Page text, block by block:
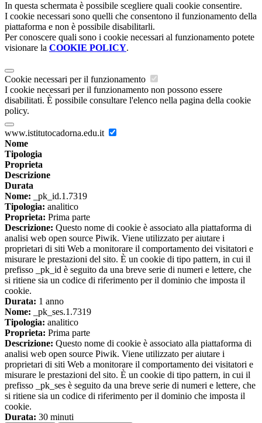
In questa schermata è possibile scegliere quali cookie consentire.
I cookie necessari sono quelli che consentono il funzionamento della
piattaforma e non è possibile disabilitarli.
Per conoscere quali sono i cookie necessari al funzionamento potete
visionare la COOKIE POLICY.
Cookie necessari per il funzionamento
I cookie necessari per il funzionamento non possono essere
disabilitati. È possibile consultare l'elenco nella pagina della cookie
policy.
www.istitutocadorna.edu.it
Nome
Tipologia
Proprieta
Descrizione
Durata
Nome: _pk_id.1.7319
Tipologia: analitico
Proprieta: Prima parte
Descrizione: Questo nome di cookie è associato alla piattaforma di
analisi web open source Piwik. Viene utilizzato per aiutare i
proprietari di siti Web a monitorare il comportamento dei visitatori e
misurare le prestazioni del sito. È un cookie di tipo pattern, in cui il
prefisso _pk_id è seguito da una breve serie di numeri e lettere, che
si ritiene sia un codice di riferimento per il dominio che imposta il
cookie.
Durata: 1 anno
Nome: _pk_ses.1.7319
Tipologia: analitico
Proprieta: Prima parte
Descrizione: Questo nome di cookie è associato alla piattaforma di
analisi web open source Piwik. Viene utilizzato per aiutare i
proprietari di siti Web a monitorare il comportamento dei visitatori e
misurare le prestazioni del sito. È un cookie di tipo pattern, in cui il
prefisso _pk_ses è seguito da una breve serie di numeri e lettere, che
si ritiene sia un codice di riferimento per il dominio che imposta il
cookie.
Durata: 30 minuti